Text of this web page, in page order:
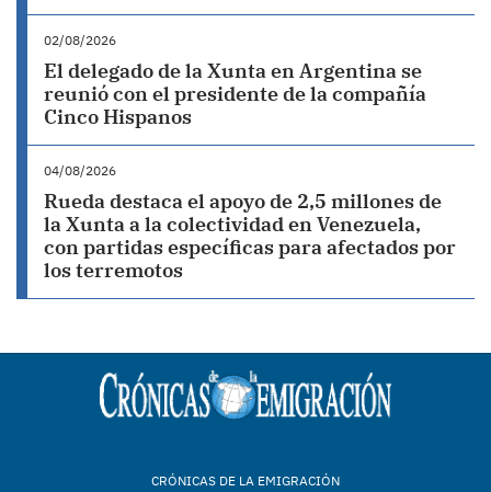
02/08/2026
El delegado de la Xunta en Argentina se
reunió con el presidente de la compañía
Cinco Hispanos
04/08/2026
Rueda destaca el apoyo de 2,5 millones de
la Xunta a la colectividad en Venezuela,
con partidas específicas para afectados por
los terremotos
CRÓNICAS DE LA EMIGRACIÓN